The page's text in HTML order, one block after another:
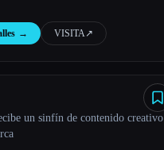
→ VISITA↗︎
un sinfín de contenido creativo